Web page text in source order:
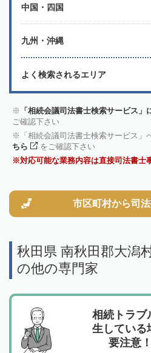
中国・四国
九州・沖縄
よく検索されるエリア
「相続会議司法書士検索サービス
ご確認下さい
「相続会議司法書士検索サービス
ちら
をご確認下さい
対応可能な業務内容は直接司法書士
市区町村から司
秋田県 南秋田郡大潟
の他の専門家
相続トラブ
生している
要注意！